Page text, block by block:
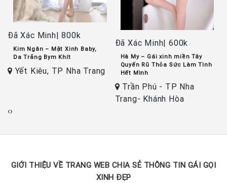
Đã Xác Minh| 800k
Kim Ngân – Mặt Xinh Baby,
Da Trắng Bym Khít
Yết Kiêu, TP Nha Trang
Đã Xác Minh| 600k
Hà My – Gái xinh miền Tây
Quyến Rũ Thỏa Sức Làm Tình
Hết Mình
Trần Phú - TP Nha
Trang- Khánh Hòa
‹›
GIỚI THIỆU VỀ TRANG WEB CHIA SẺ THÔNG TIN GÁI GỌI
XINH ĐẸP